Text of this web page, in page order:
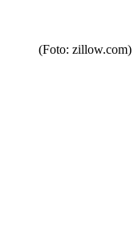
(Foto: zillow.com)